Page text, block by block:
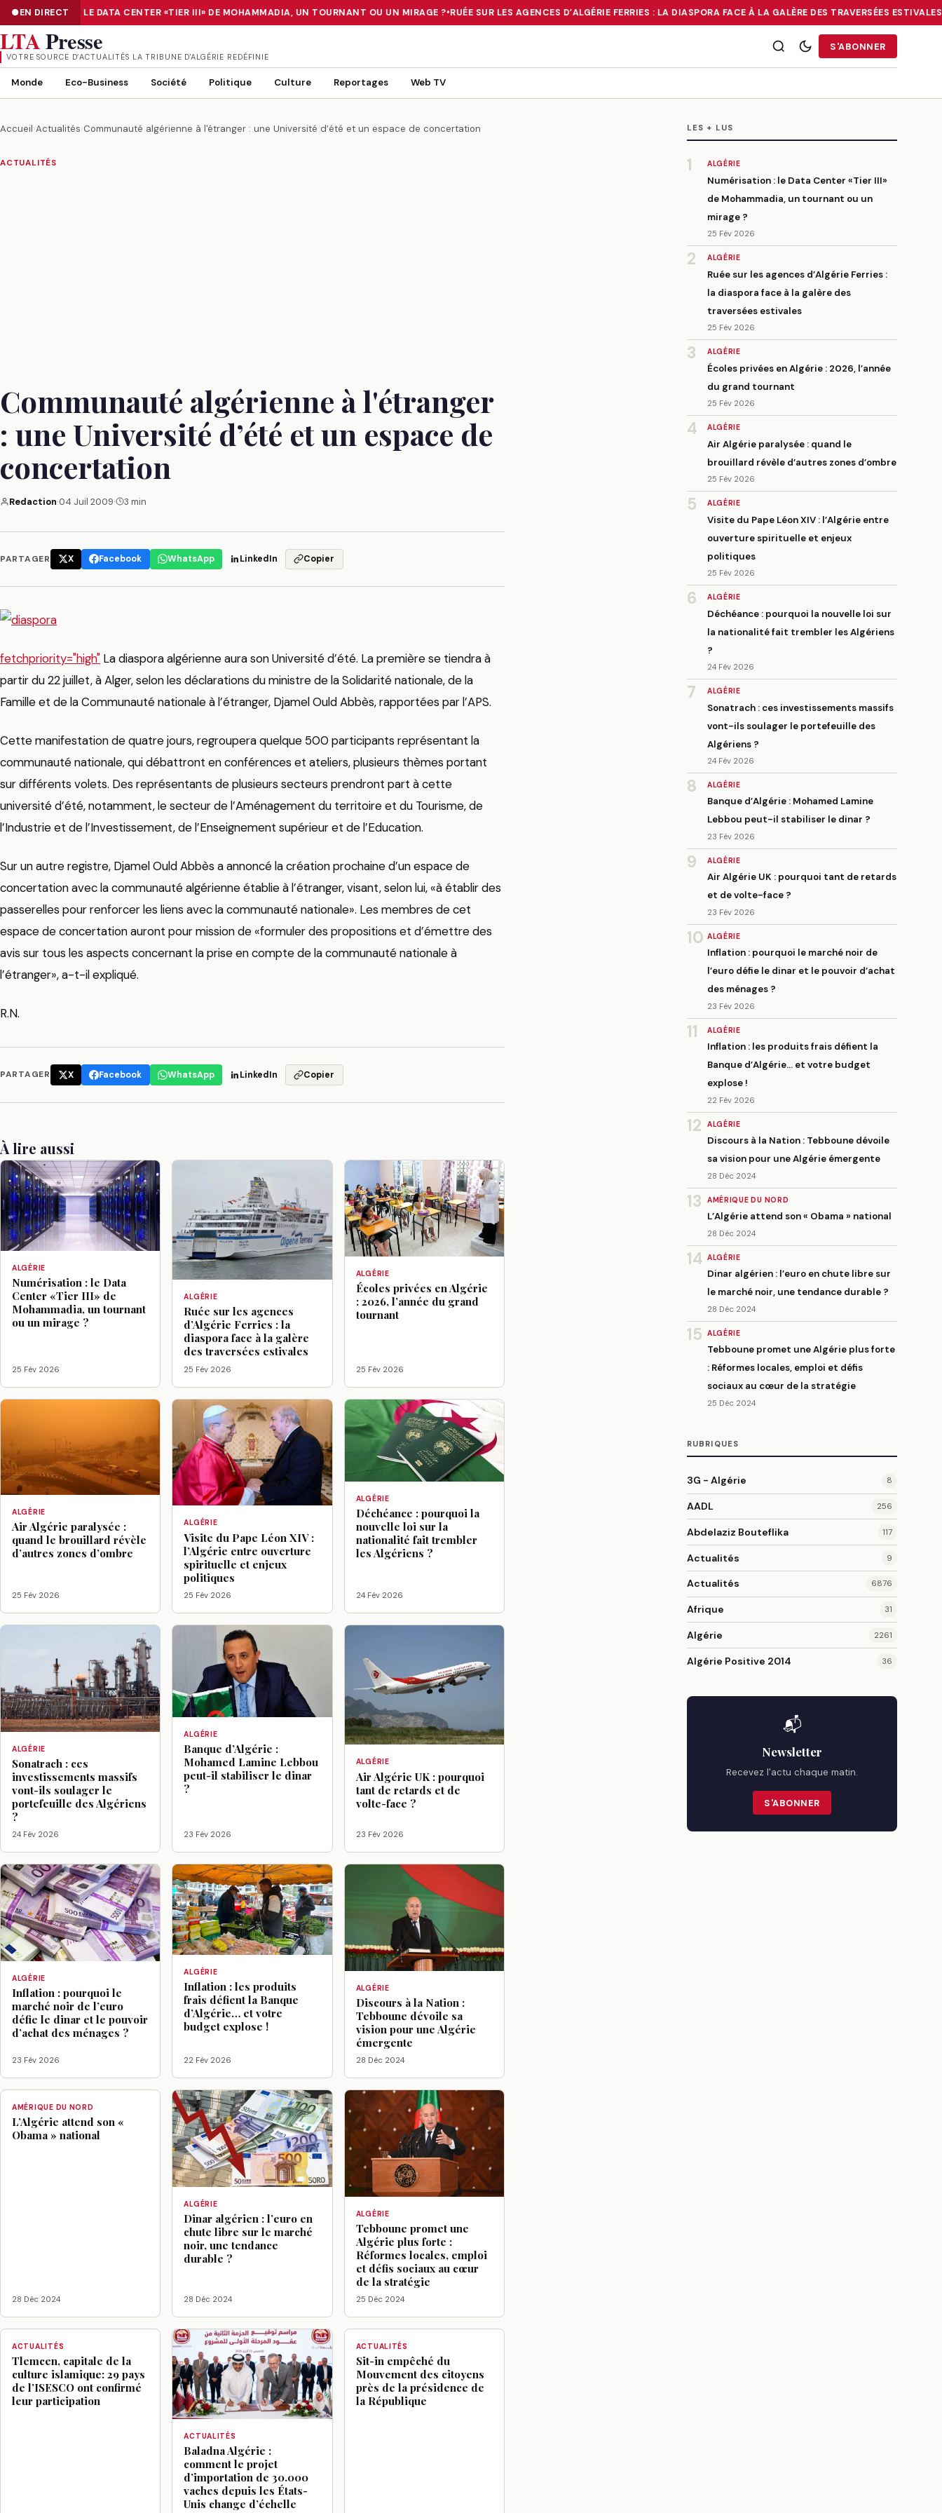
EN DIRECT: LE DATA CENTER «TIER III» DE MOHAMMADIA, UN TOURNANT OU UN MIRAGE ?• RUÉE SUR LES AGENCES D’ALGÉRIE FERRIES : LA DIASPORA FACE À LA GALÈRE DES TRAVERSÉES ESTIVALES•
NUMÉRISATION : LE DATA CENTER «TIER III» DE MOHAMMADIA, UN TOURNANT OU UN MIRAGE ? •RUÉE SUR LES AGENCES D’ALGÉRIE FERRIES : LA DIASPORA FACE À LA GALÈRE DES TRAVERSÉES
LTAPresse
VOTRE SOURCE D’ACTUALITÉS LA TRIBUNE D'ALGÉRIE REDÉFINIE
S'ABONNER
Monde Eco-Business Société Politique Culture Reportages Web TV
Accueil›Actualités›Communauté algérienne à l'étranger : une Université d’été et un espace de concertation
ACTUALITÉS
Communauté algérienne à l'étranger
: une Université d’été et un espace de
concertation
Redaction·04 Juil 2009· 3 min
PARTAGER X Facebook WhatsApp LinkedIn Copier
fetchpriority="high" La diaspora algérienne aura son Université d’été. La première se tiendra à
partir du 22 juillet, à Alger, selon les déclarations du ministre de la Solidarité nationale, de la
Famille et de la Communauté nationale à l’étranger, Djamel Ould Abbès, rapportées par l’APS.
Cette manifestation de quatre jours, regroupera quelque 500 participants représentant la
communauté nationale, qui débattront en conférences et ateliers, plusieurs thèmes portant
sur différents volets. Des représentants de plusieurs secteurs prendront part à cette
université d’été, notamment, le secteur de l’Aménagement du territoire et du Tourisme, de
l’Industrie et de l’Investissement, de l’Enseignement supérieur et de l’Education.
Sur un autre registre, Djamel Ould Abbès a annoncé la création prochaine d’un espace de
concertation avec la communauté algérienne établie à l’étranger, visant, selon lui, «à établir des
passerelles pour renforcer les liens avec la communauté nationale». Les membres de cet
espace de concertation auront pour mission de «formuler des propositions et d’émettre des
avis sur tous les aspects concernant la prise en compte de la communauté nationale à
l’étranger», a-t-il expliqué.
R.N.
PARTAGER X Facebook WhatsApp LinkedIn Copier
À lire aussi
ALGÉRIE
Numérisation : le Data
Center «Tier III» de
Mohammadia, un tournant
ou un mirage ?
25 Fév 2026
ALGÉRIE
Ruée sur les agences
d’Algérie Ferries : la
diaspora face à la galère
des traversées estivales
25 Fév 2026
ALGÉRIE
Écoles privées en Algérie
: 2026, l’année du grand
tournant
25 Fév 2026
ALGÉRIE
Air Algérie paralysée :
quand le brouillard révèle
d’autres zones d’ombre
25 Fév 2026
ALGÉRIE
Visite du Pape Léon XIV :
l’Algérie entre ouverture
spirituelle et enjeux
politiques
25 Fév 2026
ALGÉRIE
Déchéance : pourquoi la
nouvelle loi sur la
nationalité fait trembler
les Algériens ?
24 Fév 2026
ALGÉRIE
Sonatrach : ces
investissements massifs
vont-ils soulager le
portefeuille des Algériens
?
24 Fév 2026
ALGÉRIE
Banque d’Algérie :
Mohamed Lamine Lebbou
peut-il stabiliser le dinar
?
23 Fév 2026
ALGÉRIE
Air Algérie UK : pourquoi
tant de retards et de
volte-face ?
23 Fév 2026
ALGÉRIE
Inflation : pourquoi le
marché noir de l’euro
défie le dinar et le pouvoir
d’achat des ménages ?
23 Fév 2026
ALGÉRIE
Inflation : les produits
frais défient la Banque
d’Algérie… et votre
budget explose !
22 Fév 2026
ALGÉRIE
Discours à la Nation :
Tebboune dévoile sa
vision pour une Algérie
émergente
28 Déc 2024
AMÉRIQUE DU NORD
L’Algérie attend son «
Obama » national
28 Déc 2024
ALGÉRIE
Dinar algérien : l’euro en
chute libre sur le marché
noir, une tendance
durable ?
28 Déc 2024
ALGÉRIE
Tebboune promet une
Algérie plus forte :
Réformes locales, emploi
et défis sociaux au cœur
de la stratégie
25 Déc 2024
ACTUALITÉS
Tlemcen, capitale de la
culture islamique: 29 pays
de l’ISESCO ont confirmé
leur participation
ACTUALITÉS
Baladna Algérie :
comment le projet
d’importation de 30.000
vaches depuis les États-
Unis change d’échelle
ACTUALITÉS
Sit-in empêché du
Mouvement des citoyens
près de la présidence de
la République
LES + LUS
1 ALGÉRIE
Numérisation : le Data Center «Tier III»
de Mohammadia, un tournant ou un
mirage ?
25 Fév 2026
2 ALGÉRIE
Ruée sur les agences d’Algérie Ferries :
la diaspora face à la galère des
traversées estivales
25 Fév 2026
3 ALGÉRIE
Écoles privées en Algérie : 2026, l’année
du grand tournant
25 Fév 2026
4 ALGÉRIE
Air Algérie paralysée : quand le
brouillard révèle d’autres zones d’ombre
25 Fév 2026
5 ALGÉRIE
Visite du Pape Léon XIV : l’Algérie entre
ouverture spirituelle et enjeux
politiques
25 Fév 2026
6 ALGÉRIE
Déchéance : pourquoi la nouvelle loi sur
la nationalité fait trembler les Algériens
?
24 Fév 2026
7 ALGÉRIE
Sonatrach : ces investissements massifs
vont-ils soulager le portefeuille des
Algériens ?
24 Fév 2026
8 ALGÉRIE
Banque d’Algérie : Mohamed Lamine
Lebbou peut-il stabiliser le dinar ?
23 Fév 2026
9 ALGÉRIE
Air Algérie UK : pourquoi tant de retards
et de volte-face ?
23 Fév 2026
10 ALGÉRIE
Inflation : pourquoi le marché noir de
l’euro défie le dinar et le pouvoir d’achat
des ménages ?
23 Fév 2026
11 ALGÉRIE
Inflation : les produits frais défient la
Banque d’Algérie… et votre budget
explose !
22 Fév 2026
12 ALGÉRIE
Discours à la Nation : Tebboune dévoile
sa vision pour une Algérie émergente
28 Déc 2024
13 AMÉRIQUE DU NORD
L’Algérie attend son « Obama » national
28 Déc 2024
14 ALGÉRIE
Dinar algérien : l’euro en chute libre sur
le marché noir, une tendance durable ?
28 Déc 2024
15 ALGÉRIE
Tebboune promet une Algérie plus forte
: Réformes locales, emploi et défis
sociaux au cœur de la stratégie
25 Déc 2024
RUBRIQUES
3G - Algérie 8
AADL 256
Abdelaziz Bouteflika 117
Actualités 9
Actualités 6876
Afrique 31
Algérie 2261
Algérie Positive 2014 36
📬
Newsletter
Recevez l'actu chaque matin.
S'ABONNER